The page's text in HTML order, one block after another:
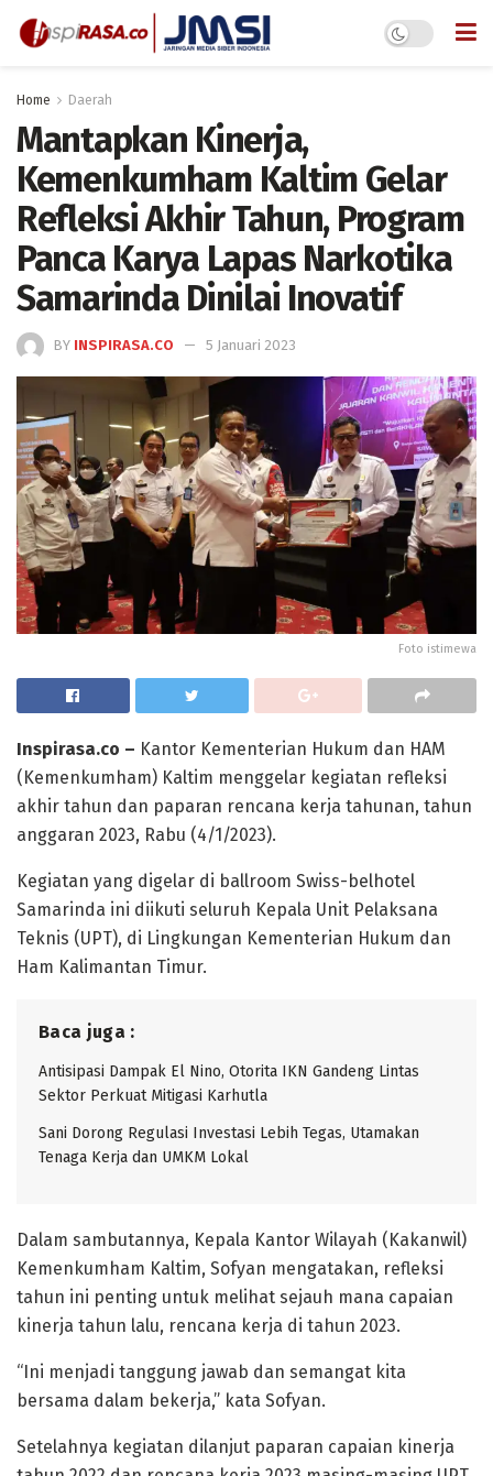
Home Daerah
Mantapkan Kinerja,
Kemenkumham Kaltim Gelar
Refleksi Akhir Tahun, Program
Panca Karya Lapas Narkotika
Samarinda Dinilai Inovatif
BY INSPIRASA.CO 5 Januari 2023
Foto istimewa
Inspirasa.co – Kantor Kementerian Hukum dan HAM
(Kemenkumham) Kaltim menggelar kegiatan refleksi
akhir tahun dan paparan rencana kerja tahunan, tahun
anggaran 2023, Rabu (4/1/2023).
Kegiatan yang digelar di ballroom Swiss-belhotel
Samarinda ini diikuti seluruh Kepala Unit Pelaksana
Teknis (UPT), di Lingkungan Kementerian Hukum dan
Ham Kalimantan Timur.
Baca juga :
Antisipasi Dampak El Nino, Otorita IKN Gandeng Lintas
Sektor Perkuat Mitigasi Karhutla
Sani Dorong Regulasi Investasi Lebih Tegas, Utamakan
Tenaga Kerja dan UMKM Lokal
Dalam sambutannya, Kepala Kantor Wilayah (Kakanwil)
Kemenkumham Kaltim, Sofyan mengatakan, refleksi
tahun ini penting untuk melihat sejauh mana capaian
kinerja tahun lalu, rencana kerja di tahun 2023.
“Ini menjadi tanggung jawab dan semangat kita
bersama dalam bekerja,” kata Sofyan.
Setelahnya kegiatan dilanjut paparan capaian kinerja